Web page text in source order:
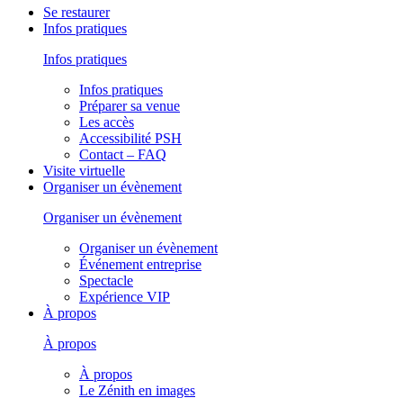
Se restaurer
Infos pratiques
Infos pratiques
Infos pratiques
Préparer sa venue
Les accès
Accessibilité PSH
Contact – FAQ
Visite virtuelle
Organiser un évènement
Organiser un évènement
Organiser un évènement
Événement entreprise
Spectacle
Expérience VIP
À propos
À propos
À propos
Le Zénith en images